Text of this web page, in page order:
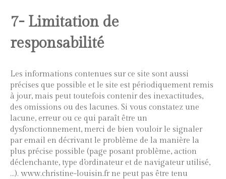
7- Limitation de
responsabilité
Les informations contenues sur ce site sont aussi
précises que possible et le site est périodiquement remis
à jour, mais peut toutefois contenir des inexactitudes,
des omissions ou des lacunes. Si vous constatez une
lacune, erreur ou ce qui paraît être un
dysfonctionnement, merci de bien vouloir le signaler
par email en décrivant le problème de la manière la
plus précise possible (page posant problème, action
déclenchante, type d’ordinateur et de navigateur utilisé,
…). www.christine-louisin.fr ne peut pas être tenu